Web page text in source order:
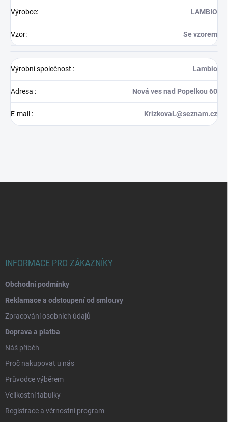
Výrobce: LAMBIO
Vzor: Se vzorem
Výrobní společnost : Lambio
Adresa : Nová ves nad Popelkou 60
E-mail : KrizkovaL@seznam.cz
INFORMACE PRO ZÁKAZNÍKY
Obchodní podmínky
Reklamace a odstoupení od smlouvy
Zpracování osobních údajů
Doprava a platba
Náš příběh
Proč nakupovat u nás
Průvodce výběrem
Velikostní tabulky
Registrace a věrnostní program